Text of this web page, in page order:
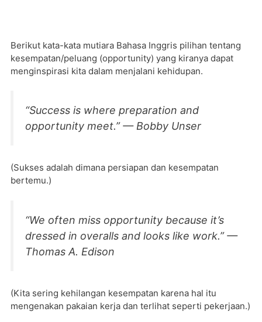
Berikut kata-kata mutiara Bahasa Inggris pilihan tentang
kesempatan/peluang (opportunity) yang kiranya dapat
menginspirasi kita dalam menjalani kehidupan.
“Success is where preparation and
opportunity meet.” — Bobby Unser
(Sukses adalah dimana persiapan dan kesempatan
bertemu.)
“We often miss opportunity because it’s
dressed in overalls and looks like work.” —
Thomas A. Edison
(Kita sering kehilangan kesempatan karena hal itu
mengenakan pakaian kerja dan terlihat seperti pekerjaan.)